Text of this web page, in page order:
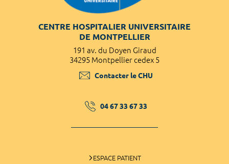
CENTRE HOSPITALIER UNIVERSITAIRE
DE MONTPELLIER
191 av. du Doyen Giraud
34295 Montpellier cedex 5
Contacter le CHU
04 67 33 67 33
ESPACE PATIENT